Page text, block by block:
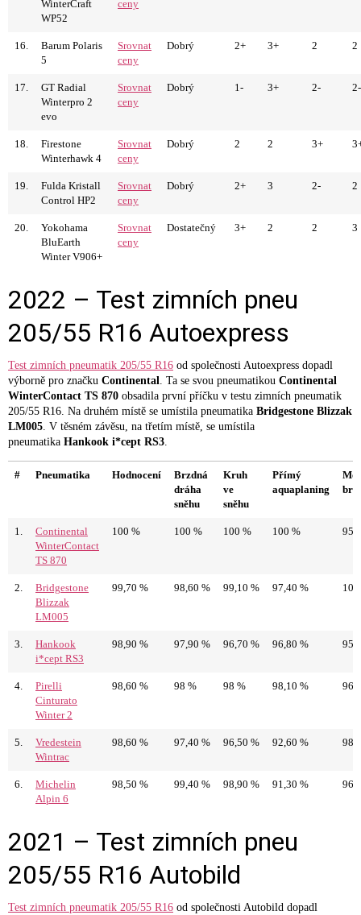
WinterCraft
WP52
ceny
16.
Barum Polaris
5
Srovnat
ceny
Dobrý 2+ 3+ 2 2
17.
GT Radial
Winterpro 2
evo
Srovnat
ceny
Dobrý 1- 3+ 2- 2-
18.
Firestone
Winterhawk 4
Srovnat
ceny
Dobrý 2 2 3+
19.
Fulda Kristall
Control HP2
Srovnat
ceny
Dobrý 2+ 3 2- 2
20.
Yokohama
BluEarth
Winter V906+
Srovnat
ceny
Dostatečný 3+ 2 2 3
2022 – Test zimních pneu
205/55 R16 Autoexpress
Test zimních pneumatik 205/55 R16 od společnosti Autoexpress dopadl
výborně pro značku Continental . Ta se svou pneumatikou Continental
WinterContact TS 870 obsadila první příčku v testu zimních pneumatik
205/55 R16. Na druhém místě se umístila pneumatika Bridgestone Blizzak
LM005 . V těsném závěsu, na třetím místě, se umístila
pneumatika Hankook i*cept RS3
# Pneumatika Hodnocení
Brzdná
dráha
sněhu
Kruh
ve
sněhu
Přímý
aquaplaning
1.
Continental
WinterContact
TS 870
100 % 100 % 100 % 100 %
2.
Bridgestone
Blizzak
LM005
99,70 % 98,60 % 99,10 % 97,40 %
3.
Hankook
i*cept RS3
98,90 % 97,90 % 96,70 % 96,80 %
4.
Pirelli
Cinturato
Winter 2
98,60 % 98 % 98 % 98,10 % 96
5.
Vredestein
Wintrac
98,60 % 97,40 % 96,50 % 92,60 % 98
6.
Michelin
Alpin 6
98,50 % 99,40 % 98,90 % 91,30 %
2021 – Test zimních pneu
205/55 R16 Autobild
Test zimních pneumatik 205/55 R16 od společnosti Autobild dopadl